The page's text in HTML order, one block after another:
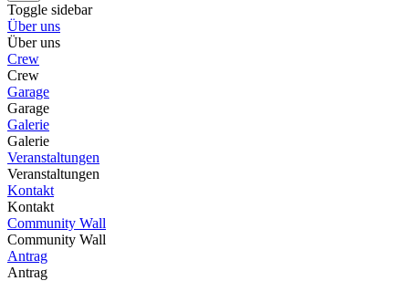
Toggle sidebar
Über uns
Über uns
Crew
Crew
Garage
Garage
Galerie
Galerie
Veranstaltungen
Veranstaltungen
Kontakt
Kontakt
Community Wall
Community Wall
Antrag
Antrag